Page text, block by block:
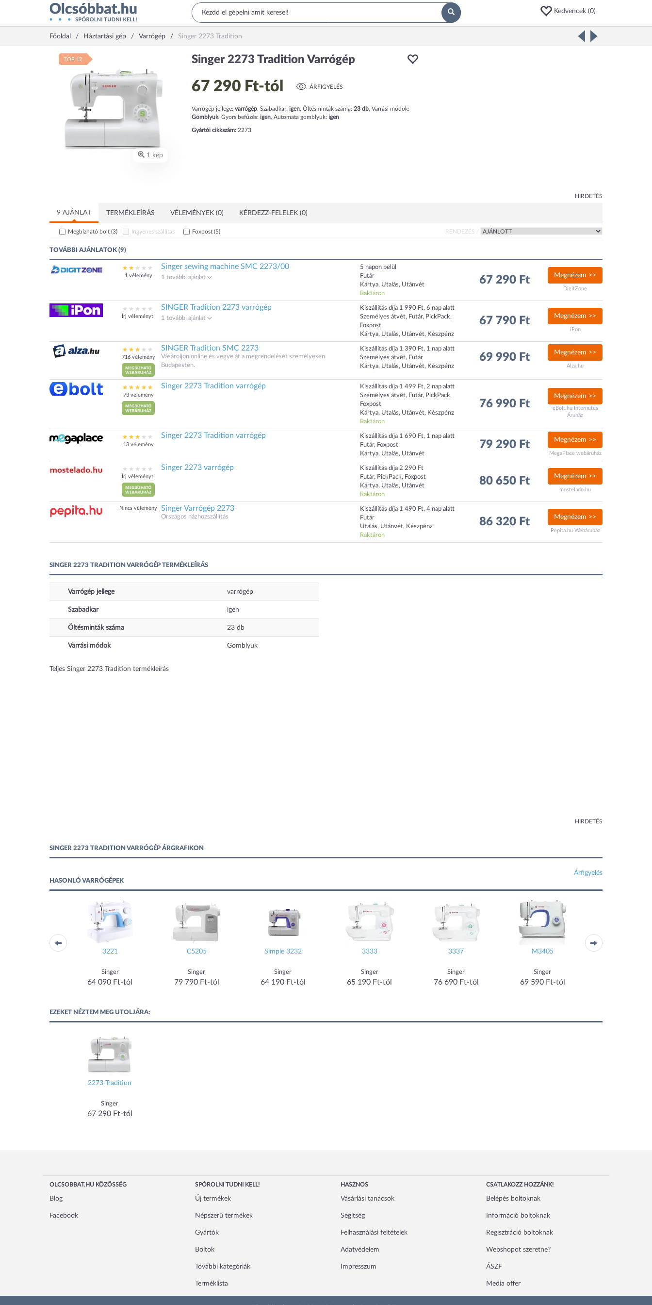
Kedvencek (0)
Főoldal Háztartási gép Varrógép Singer 2273 Tradition
TOP 12
1 kép
Singer 2273 Tradition Varrógép
67 290 Ft-tól ÁRFIGYELÉS
Varrógép jellege: varrógép, Szabadkar: igen, Öltésminták száma: 23 db, Varrási módok:
Gomblyuk, Gyors befűzés: igen, Automata gomblyuk: igen
Gyártói cikkszám:2273
HIRDETÉS
9 AJÁNLAT TERMÉKLEÍRÁS VÉLEMÉNYEK (0) KÉRDEZZ-FELELEK (0)
Megbízható bolt (3) Ingyenes szállítás Foxpost (5) RENDEZÉS /
TOVÁBBI AJÁNLATOK (9)
1 vélemény
Singer sewing machine SMC 2273/00
1 további ajánlat
5 napon belül
Futár
Kártya, Utalás, Utánvét
Raktáron
67 290 Ft Megnézem >>
DigitZone
Írj véleményt!
SINGER Tradition 2273 varrógép
1 további ajánlat
Kiszállítás díja 1 990 Ft, 6 nap alatt
Személyes átvét, Futár, PickPack,
Foxpost
Kártya, Utalás, Utánvét, Készpénz
67 790 Ft Megnézem >>
iPon
716 vélemény
SINGER Tradition SMC 2273
Vásároljon online és vegye át a megrendelését személyesen
Budapesten.
Kiszállítás díja 1 390 Ft, 1 nap alatt
Személyes átvét, Futár
Kártya, Utalás, Utánvét, Készpénz
69 990 Ft Megnézem >>
Alza.hu
73 vélemény
Singer 2273 Tradition varrógép
Kiszállítás díja 1 499 Ft, 2 nap alatt
Személyes átvét, Futár, PickPack,
Foxpost
Kártya, Utalás, Utánvét, Készpénz
Raktáron
76 990 Ft
Megnézem >>
eBolt.hu Internetes
Áruház
13 vélemény
Singer 2273 Tradition varrógép
Kiszállítás díja 1 690 Ft, 1 nap alatt
Futár, Foxpost
Kártya, Utalás, Utánvét
79 290 Ft Megnézem >>
MegaPlace webáruház
Írj véleményt!
Singer 2273 varrógép
Kiszállítás díja 2 290 Ft
Futár, PickPack, Foxpost
Kártya, Utalás, Utánvét
Raktáron
80 650 Ft Megnézem >>
mostelado.hu
Nincs vélemény Singer Varrógép 2273
Országos házhozszállítás
Kiszállítás díja 1 490 Ft, 4 nap alatt
Futár
Utalás, Utánvét, Készpénz
Raktáron
86 320 Ft Megnézem >>
Pepita.hu Webáruház
SINGER 2273 TRADITION VARRÓGÉP TERMÉKLEÍRÁS
Varrógép jellege varrógép
Szabadkar igen
Öltésminták száma 23 db
Varrási módok Gomblyuk
Teljes Singer 2273 Tradition termékleírás
HIRDETÉS
SINGER 2273 TRADITION VARRÓGÉP ÁRGRAFIKON
Árfigyelés
HASONLÓ VARRÓGÉPEK
Duty SMC 4423 3221
Singer
64 090 Ft-tól
C5205
Singer
79 790 Ft-tól
Simple 3232
Singer
64 190 Ft-tól
3333
Singer
65 190 Ft-tól
3337
Singer
76 690 Ft-tól
M3405
Singer
69 590 Ft-tól
EZEKET NÉZTEM MEG UTOLJÁRA:
2273 Tradition
Singer
67 290 Ft-tól
OLCSOBBAT.HU KÖZÖSSÉG
Blog
Facebook
SPÓROLNI TUDNI KELL!
Új termékek
Népszerű termékek
Gyártók
Boltok
További kategóriák
Terméklista
HASZNOS
Vásárlási tanácsok
Segítség
Felhasználási feltételek
Adatvédelem
Impresszum
CSATLAKOZZ HOZZÁNK!
Belépés boltoknak
Információ boltoknak
Regisztráció boltoknak
Webshopot szeretne?
ÁSZF
Media offer